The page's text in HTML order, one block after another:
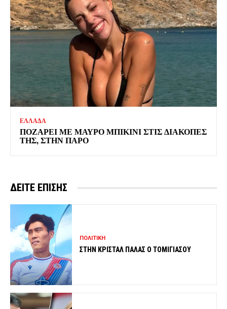
ΕΛΛΑΔΑ
ΠΟΖΑΡΕΙ ΜΕ ΜΑΥΡΟ ΜΠΙΚΙΝΙ ΣΤΙΣ ΔΙΑΚΟΠΕΣ
ΤΗΣ, ΣΤΗΝ ΠΑΡΟ
ΔΕΙΤΕ ΕΠΙΣΗΣ
ΠΟΛΙΤΙΚΗ
ΣΤΗΝ ΚΡΙΣΤΑΛ ΠΑΛΑΣ Ο ΤΟΜΙΓΙΑΣΟΥ